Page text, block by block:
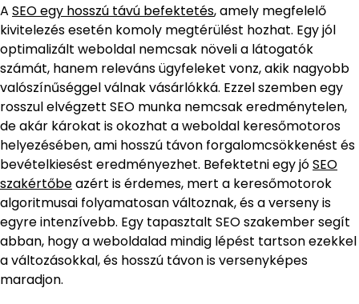
A SEO egy hosszú távú befektetés, amely megfelelő
kivitelezés esetén komoly megtérülést hozhat. Egy jól
optimalizált weboldal nemcsak növeli a látogatók
számát, hanem releváns ügyfeleket vonz, akik nagyobb
valószínűséggel válnak vásárlókká. Ezzel szemben egy
rosszul elvégzett SEO munka nemcsak eredménytelen,
de akár károkat is okozhat a weboldal keresőmotoros
helyezésében, ami hosszú távon forgalomcsökkenést és
bevételkiesést eredményezhet. Befektetni egy jóSEO
szakértőbeazért is érdemes, mert a keresőmotorok
algoritmusai folyamatosan változnak, és a verseny is
egyre intenzívebb. Egy tapasztalt SEO szakember segít
abban, hogy a weboldalad mindig lépést tartson ezekkel
a változásokkal, és hosszú távon is versenyképes
maradjon.